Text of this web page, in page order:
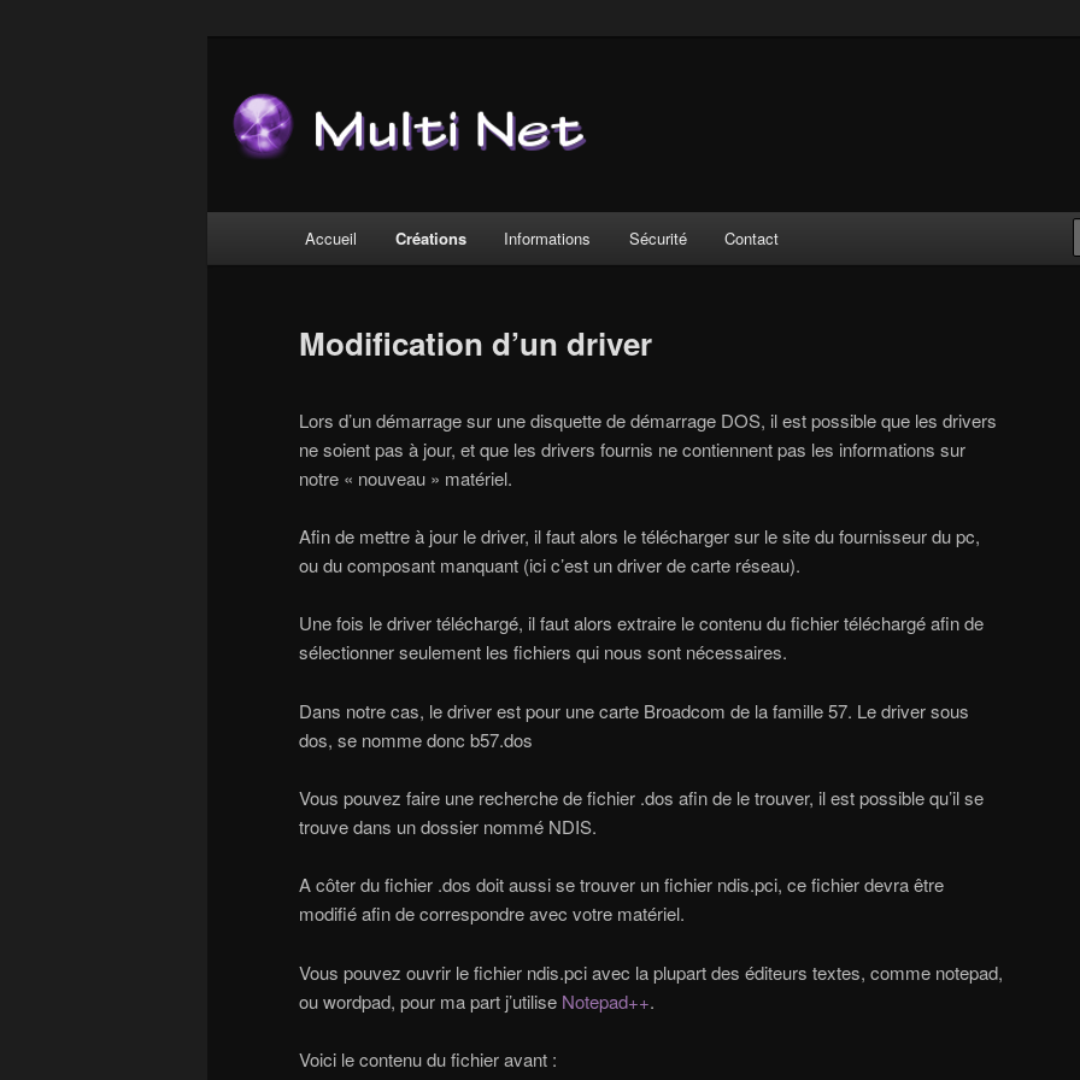
Multi-Net
Accueil Créations Informations Sécurité Contact
Modification d’un driver
Lors d’un démarrage sur une disquette de démarrage DOS, il est possible que les drivers
ne soient pas à jour, et que les drivers fournis ne contiennent pas les informations sur
notre « nouveau » matériel.
Afin de mettre à jour le driver, il faut alors le télécharger sur le site du fournisseur du pc,
ou du composant manquant (ici c’est un driver de carte réseau).
Une fois le driver téléchargé, il faut alors extraire le contenu du fichier téléchargé afin de
sélectionner seulement les fichiers qui nous sont nécessaires.
Dans notre cas, le driver est pour une carte Broadcom de la famille 57. Le driver sous
dos, se nomme donc b57.dos
Vous pouvez faire une recherche de fichier .dos afin de le trouver, il est possible qu’il se
trouve dans un dossier nommé NDIS.
A côter du fichier .dos doit aussi se trouver un fichier ndis.pci, ce fichier devra être
modifié afin de correspondre avec votre matériel.
Vous pouvez ouvrir le fichier ndis.pci avec la plupart des éditeurs textes, comme notepad,
ou wordpad, pour ma part j’utilise Notepad++.
Voici le contenu du fichier avant :